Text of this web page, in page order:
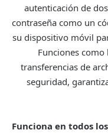
autenticación de
contraseña como un
su dispositivo móvil
Funciones como
transferencias de
seguridad,
Funciona en todos